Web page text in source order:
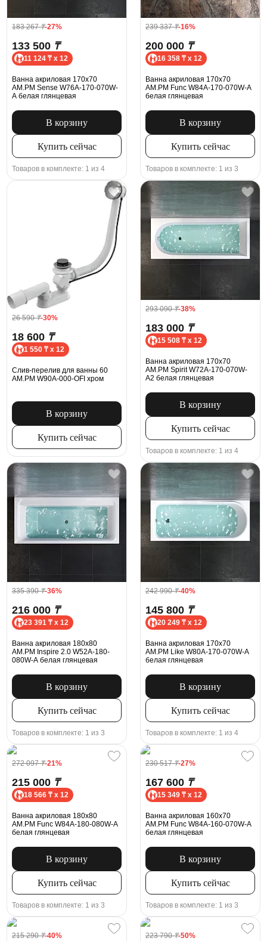
183 267₸-27%
133 500 ₸
11 124 ₸ x 12
Ванна акриловая 170x70
AM.PM Sense W76A-170-070W-
A белая глянцевая
В корзину
Купить сейчас
Товаров в комплекте: 1 из 4
239 337₸-16%
200 000 ₸
16 358 ₸ x 12
Ванна акриловая 170x70
AM.PM Func W84A-170-070W-A
белая глянцевая
В корзину
Купить сейчас
Товаров в комплекте: 1 из 3
26 590₸-30%
18 600 ₸
1 550 ₸ x 12
Слив-перелив для ванны 60
AM.PM W90A-000-OFI хром
В корзину
Купить сейчас
293 090₸-38%
183 000 ₸
15 508 ₸ x 12
Ванна акриловая 170x70
AM.PM Spirit W72A-170-070W-
A2 белая глянцевая
В корзину
Купить сейчас
Товаров в комплекте: 1 из 4
335 390₸-36%
216 000 ₸
23 391 ₸ x 12
Ванна акриловая 180x80
AM.PM Inspire 2.0 W52A-180-
080W-A белая глянцевая
В корзину
Купить сейчас
Товаров в комплекте: 1 из 3
242 990₸-40%
145 800 ₸
20 249 ₸ x 12
Ванна акриловая 170x70
AM.PM Like W80A-170-070W-A
белая глянцевая
В корзину
Купить сейчас
Товаров в комплекте: 1 из 4
272 097₸-21%
215 000 ₸
18 566 ₸ x 12
Ванна акриловая 180x80
AM.PM Func W84A-180-080W-A
белая глянцевая
В корзину
Купить сейчас
Товаров в комплекте: 1 из 3
230 517₸-27%
167 600 ₸
15 349 ₸ x 12
Ванна акриловая 160x70
AM.PM Func W84A-160-070W-A
белая глянцевая
В корзину
Купить сейчас
Товаров в комплекте: 1 из 3
215 290₸-40% 223 790₸-50%